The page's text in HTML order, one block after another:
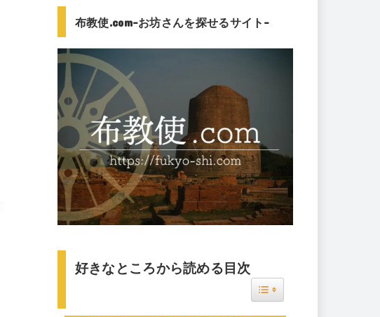
布教使.com-お坊さんを探せるサイト-
好きなところから読める目次
Toggle Table of Content